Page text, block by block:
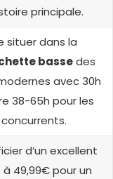
principale.
situer dans la
bassedes
avec 30h
38-65h pour les
concurrents.
d’un excellent
49,99€ pour un